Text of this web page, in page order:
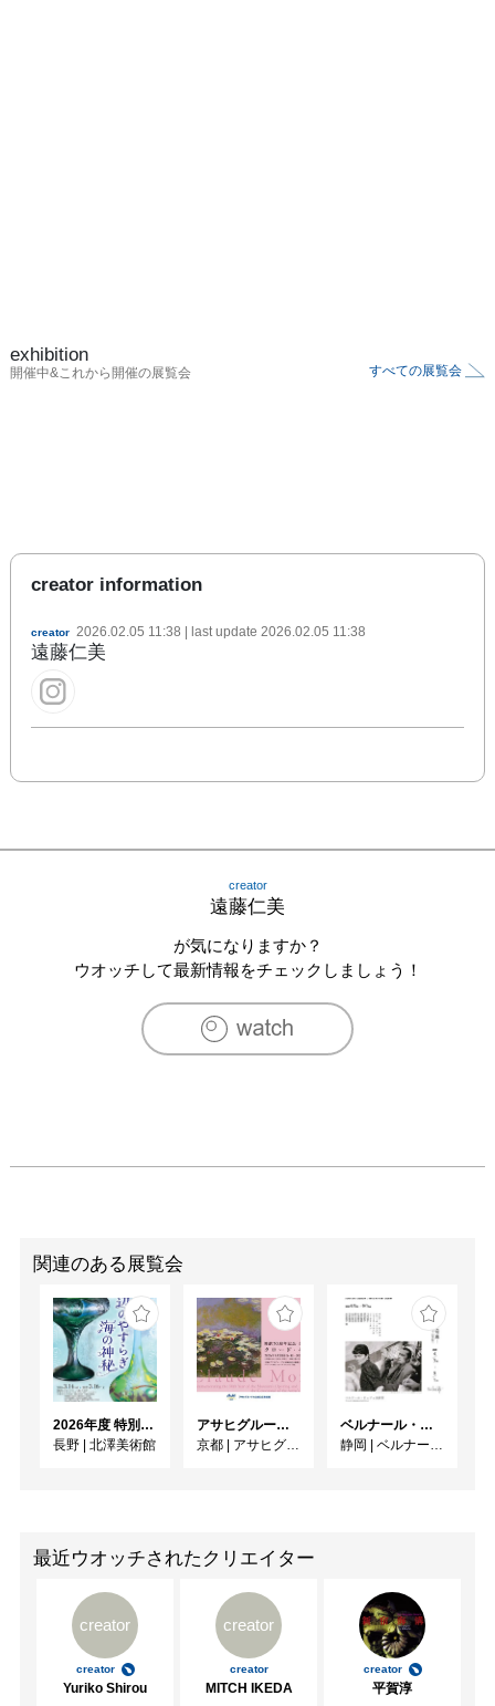
exhibition
開催中&これから開催の展覧会 すべての展覧会
creator information
creator 2026.02.05 11:38 | last update 2026.02.05 11:38
遠藤仁美
creator
遠藤仁美
が気になりますか？
ウオッチして最新情報をチェックしましょう！
関連のある展覧会
2026年度 特別展「ガレとドーム、アール･ヌーヴォーのガラス 水辺のやすらぎ、海の神秘」
長野 | 北澤美術館
アサヒグループ大山崎山荘美術館 開館30周年記念展「没後100年 クロード・モネ」
京都 | アサヒグループ大山崎山荘美術館
ベルナール・ビュフェと写真 ーカメラがとらえたビュフェとその時代、そして21 世紀へ
静岡 | ベルナール・ビュフェ美術館
最近ウオッチされたクリエイター
creator
creator
Yuriko Shirou
creator
creator
MITCH IKEDA
creator
平賀淳